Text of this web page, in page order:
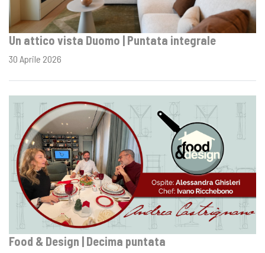
Un attico vista Duomo | Puntata integrale
30 Aprile 2026
Food & Design | Decima puntata